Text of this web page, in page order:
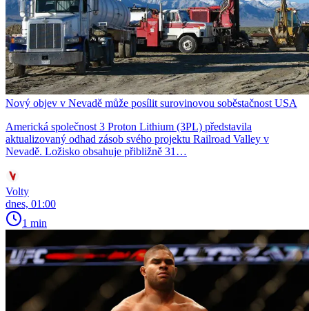
Nový objev v Nevadě může posílit surovinovou soběstačnost USA
Americká společnost 3 Proton Lithium (3PL) představila
aktualizovaný odhad zásob svého projektu Railroad Valley v
Nevadě. Ložisko obsahuje přibližně 31…
Volty
dnes, 01:00
1 min